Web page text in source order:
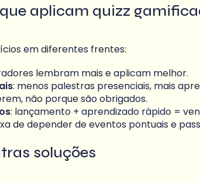
aplicam quizz
em diferentes frentes:
lembram mais e aplicam melhor.
: menos palestras presenciais, mais
não porque são obrigados.
: lançamento + aprendizado rápido =
de depender de eventos pontuais e
soluções